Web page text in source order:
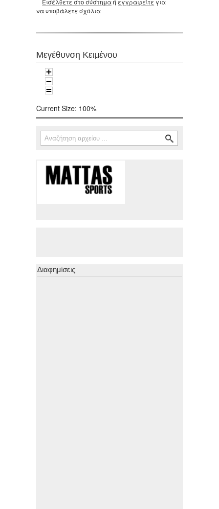
Εισέλθετε στο σύστημαή εγγραφείτε για
να υποβάλετε σχόλια
Μεγέθυνση Κειμένου
Current Size: 100%
Φόρμα αναζήτησης
Αναζήτηση
Διαφημίσεις